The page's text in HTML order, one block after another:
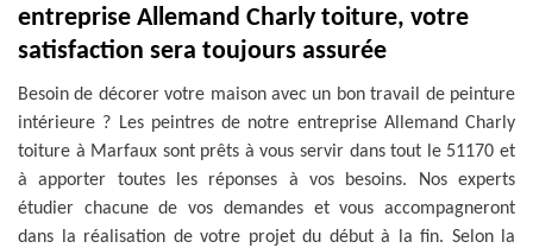
entreprise Allemand Charly toiture, votre
satisfaction sera toujours assurée
Besoin de décorer votre maison avec un bon travail de peinture
intérieure ? Les peintres de notre entreprise Allemand Charly
toiture à Marfaux sont prêts à vous servir dans tout le 51170 et
à apporter toutes les réponses à vos besoins. Nos experts
étudier chacune de vos demandes et vous accompagneront
dans la réalisation de votre projet du début à la fin. Selon la